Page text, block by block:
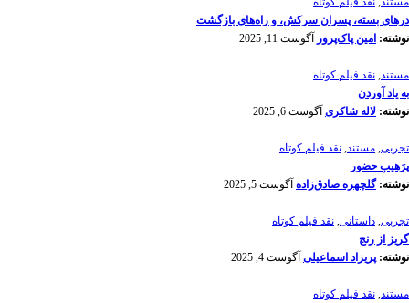
درهای بسته، پسران سرکش، و راه‌های بازگشت
نوشته: امین پاک‌پرور آگوست 11, 2025
مستند, نقد فیلم کوتاه
به یاد آوردن
نوشته: لاله شاکری آگوست 6, 2025
تجربی, مستند, نقد فیلم کوتاه
پرَهیب‌ِ حضور
نوشته:گلچهره صادق‌زاده آگوست 5, 2025
تجربی, داستانی, نقد فیلم کوتاه
گریز از رنج
نوشته:پریزاد اسماعیلی آگوست 4, 2025
مستند, نقد فیلم کوتاه